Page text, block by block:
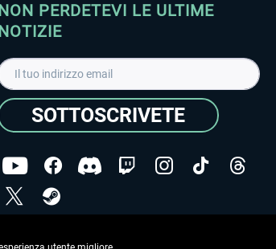
PERDETEVI LE ULTIME
SOTTOSCRIVETE